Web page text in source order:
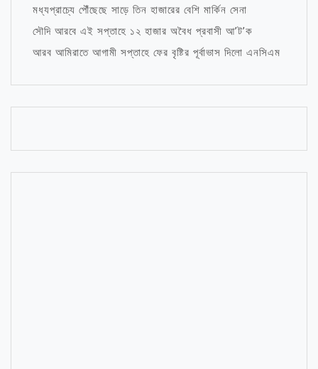
মধ্যপ্রাচ্যে পৌঁছেছে সাড়ে তিন হাজারের বেশি মার্কিন সেনা
সৌদি আরবে এই সপ্তাহে ১২ হাজার অবৈধ প্রবাসী আ’ট’ক
আরব আমিরাতে আগামী সপ্তাহে ফের বৃষ্টির পূর্বাভাস দিলো এনসিএম